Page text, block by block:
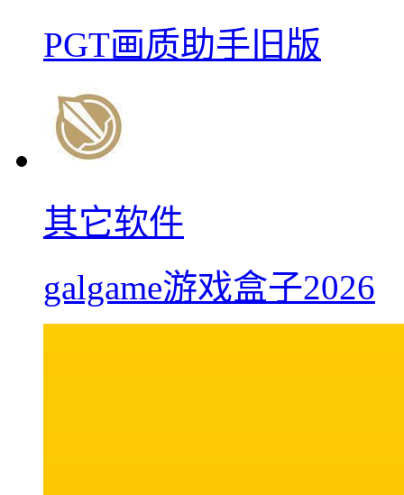
PGT画质助手旧版
其它软件
galgame游戏盒子2026